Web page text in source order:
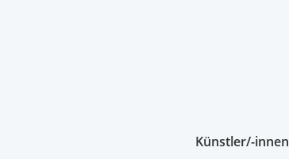
Künstler/-innen